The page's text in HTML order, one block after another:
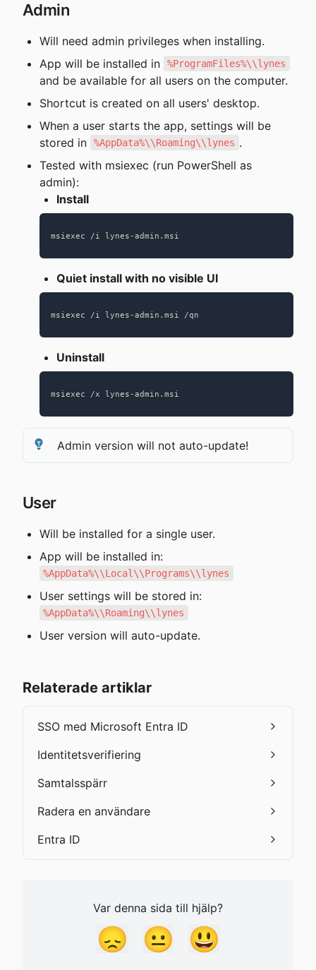
Admin
Will need admin privileges when installing.
App will be installed in
%ProgramFiles%\\lynes
and be available for all users on the computer.
Shortcut is created on all users' desktop.
When a user starts the app, settings will be
stored in
%AppData%\\Roaming\\lynes .
Tested with msiexec (run PowerShell as
admin):
Install
msiexec /i lynes-admin.msi
Quiet install with no visible UI
msiexec /i lynes-admin.msi /qn
Uninstall
msiexec /x lynes-admin.msi
Admin version will not auto-update!
User
Will be installed for a single user.
App will be installed in:
%AppData%\\Local\\Programs\\lynes
User settings will be stored in:
%AppData%\\Roaming\\lynes
User version will auto-update.
Relaterade artiklar
SSO med Microsoft Entra ID
Identitetsverifiering
Samtalsspärr
Radera en användare
Entra ID
Var denna sida till hjälp?
😞 😐 😃